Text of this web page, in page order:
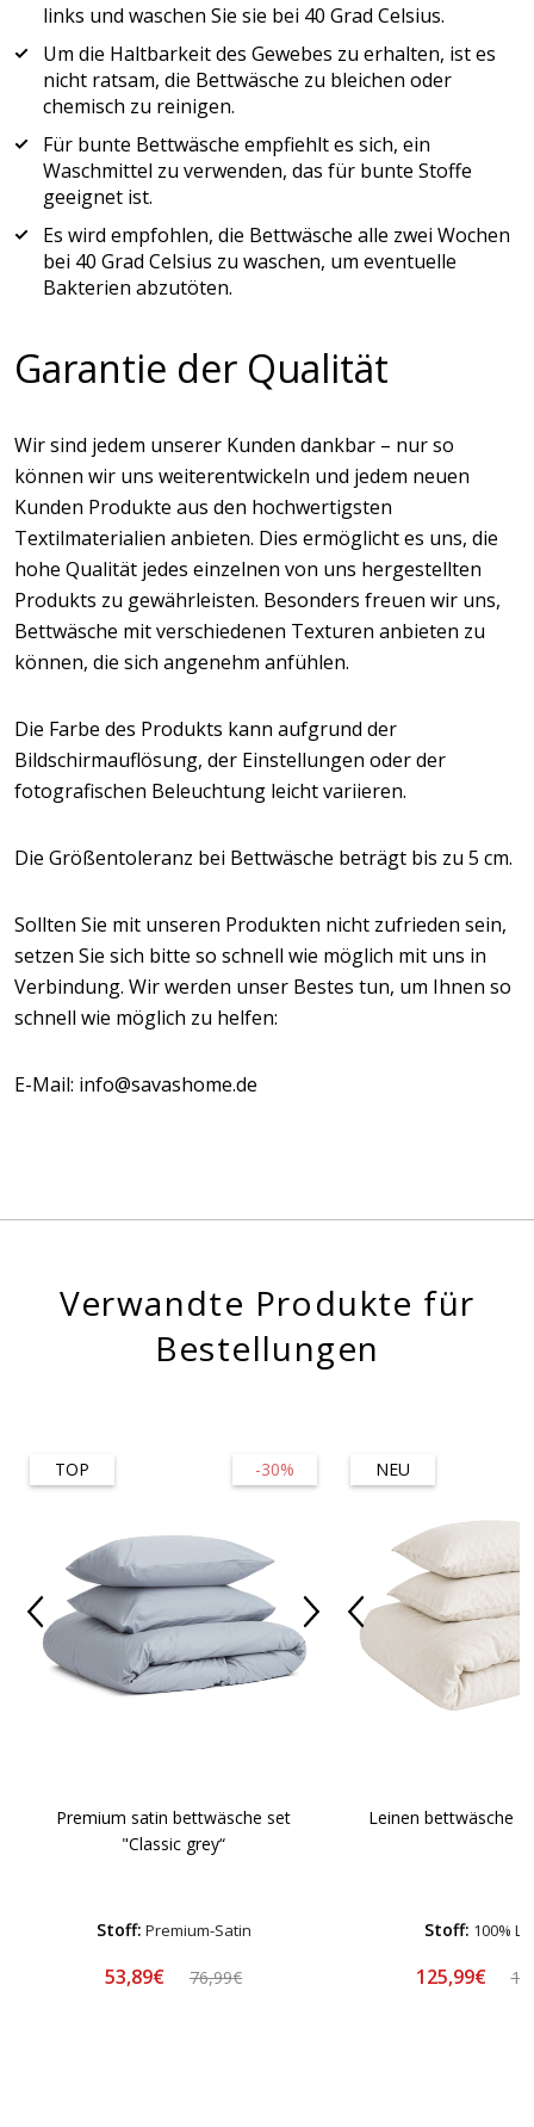
links und waschen Sie sie bei 40 Grad Celsius.
Um die Haltbarkeit des Gewebes zu erhalten, ist es
nicht ratsam, die Bettwäsche zu bleichen oder
chemisch zu reinigen.
Für bunte Bettwäsche empfiehlt es sich, ein
Waschmittel zu verwenden, das für bunte Stoffe
geeignet ist.
Es wird empfohlen, die Bettwäsche alle zwei Wochen
bei 40 Grad Celsius zu waschen, um eventuelle
Bakterien abzutöten.
Garantie der Qualität
Wir sind jedem unserer Kunden dankbar – nur so
können wir uns weiterentwickeln und jedem neuen
Kunden Produkte aus den hochwertigsten
Textilmaterialien anbieten. Dies ermöglicht es uns, die
hohe Qualität jedes einzelnen von uns hergestellten
Produkts zu gewährleisten. Besonders freuen wir uns,
Bettwäsche mit verschiedenen Texturen anbieten zu
können, die sich angenehm anfühlen.
Die Farbe des Produkts kann aufgrund der
Bildschirmauflösung, der Einstellungen oder der
fotografischen Beleuchtung leicht variieren.
Die Größentoleranz bei Bettwäsche beträgt bis zu 5 cm.
Sollten Sie mit unseren Produkten nicht zufrieden sein,
setzen Sie sich bitte so schnell wie möglich mit uns in
Verbindung. Wir werden unser Bestes tun, um Ihnen so
schnell wie möglich zu helfen:
E-Mail: info@savashome.de
Verwandte Produkte für
Bestellungen
-30%
TOP
Premium satin bettwäsche set
"Classic grey“
Stoff: Premium-Satin
53,89€ 76,99€
NEU
Leinen bettwäsche
Stoff: 100%
125,99€